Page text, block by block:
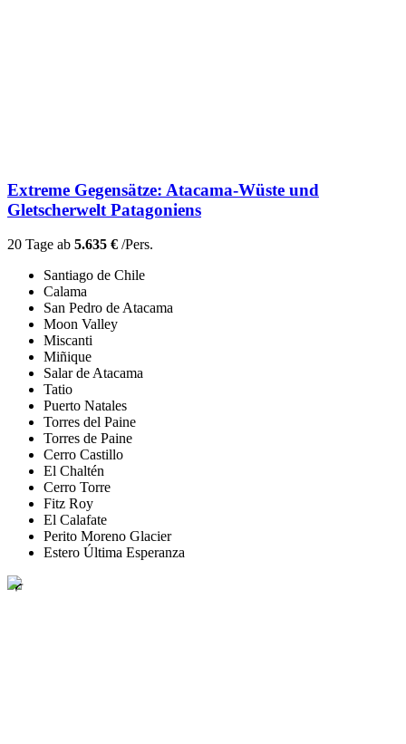
Extreme Gegensätze: Atacama-Wüste und
Gletscherwelt Patagoniens
20 Tage ab 5.635 € /Pers.
Santiago de Chile
Calama
San Pedro de Atacama
Moon Valley
Miscanti
Miñique
Salar de Atacama
Tatio
Puerto Natales
Torres del Paine
Torres de Paine
Cerro Castillo
El Chaltén
Cerro Torre
Fitz Roy
El Calafate
Perito Moreno Glacier
Estero Última Esperanza